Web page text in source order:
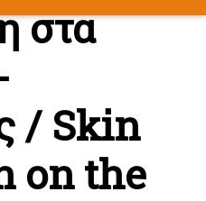
στα
/ Skin
on the